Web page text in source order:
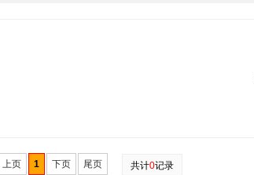
上页 1 下页 尾页 共计0记录